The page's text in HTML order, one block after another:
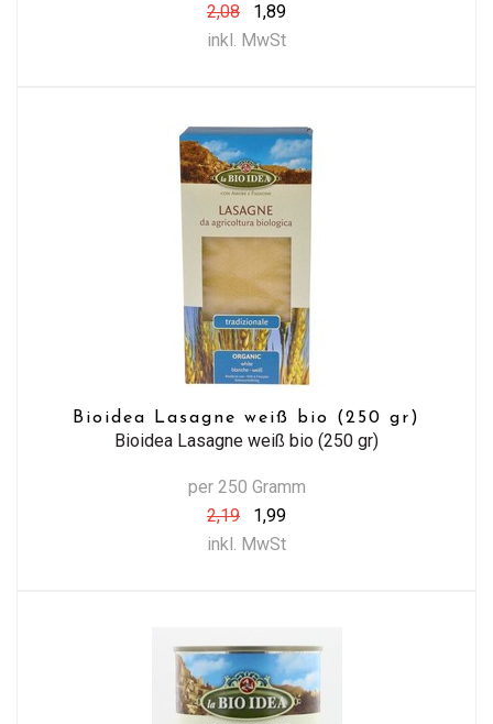
2,08
1,89
inkl. MwSt
Bioidea Lasagne weiß bio (250 gr)
Bioidea Lasagne weiß bio (250 gr)
per 250 Gramm
2,19
1,99
inkl. MwSt